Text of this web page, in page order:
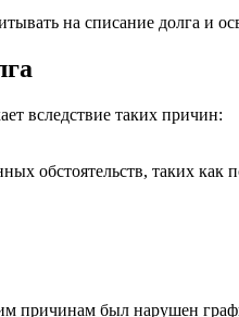
на списание долга и
вследствие таких причин:
обстоятельств, таких как
причинам был нарушен